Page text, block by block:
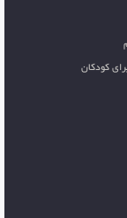
کودکان